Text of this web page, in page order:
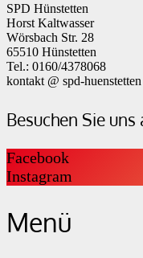
SPD Hünstetten
Horst Kaltwasser
Wörsbach Str. 28
65510 Hünstetten
Tel.: 0160/4378068
kontakt @ spd-
Besuchen Sie uns
Facebook
Instagram
Menü